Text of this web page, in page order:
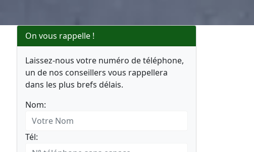
On vous rappelle !
Laissez-nous votre numéro de téléphone,
un de nos conseillers vous rappellera
dans les plus brefs délais.
Nom:
Tél: